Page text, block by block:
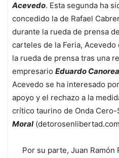
Acevedo. Esta segunda ha
concedido la de Rafael
durante la rueda de prensa
carteles de la Feria,
la rueda de prensa tras una
empresario Eduardo Canorea
Acevedo se ha interesado
apoyo y el rechazo a la
crítico taurino de Onda Cero-
Moral
Por su parte, Juan Ramón